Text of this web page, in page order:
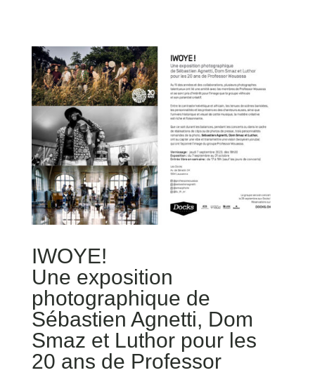
IWOYE!
Une exposition
photographique de
Sébastien Agnetti, Dom
Smaz et Luthor pour les
20 ans de Professor